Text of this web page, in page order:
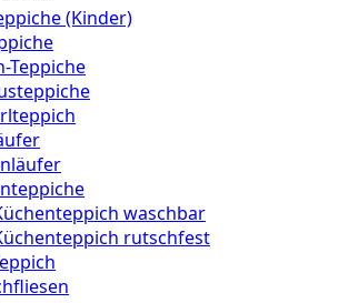
(Kinder)
Teppiche
waschbar
rutschfest